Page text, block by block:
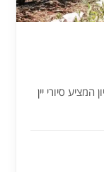
סיורי יין